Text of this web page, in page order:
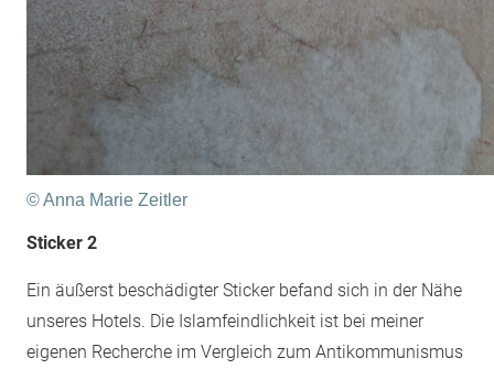
© Anna Marie Zeitler
Sticker 2
Ein äußerst beschädigter Sticker befand sich in der Nähe
unseres Hotels. Die Islamfeindlichkeit ist bei meiner
eigenen Recherche im Vergleich zum Antikommunismus